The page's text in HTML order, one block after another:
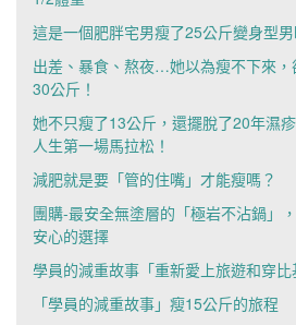
這是一個肥胖宅男瘦了25公斤變身型
出差、暴食、熬夜…她以為瘦不下來，
30公斤！
她不只瘦了13公斤，還擺脫了20年濕
人生第一場馬拉松！
減肥就是要「管的住嘴」才能瘦嗎？
團購-最安全無塗層的「極岩不沾鍋」
安心的選擇
學員的減重故事「重新愛上旅遊和穿比
「學員的減重故事」瘦15公斤的旅程